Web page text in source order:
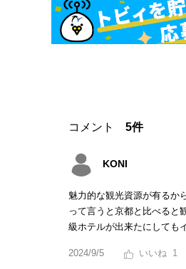
コメント 5件
KONI
魅力的な観光資源が有るか
って言うと京都と比べると
級ホテルが出来たにしても
2024/9/5 1